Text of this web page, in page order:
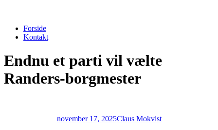
Forside
Kontakt
Endnu et parti vil vælte
Randers-borgmester
november 17, 2025Claus Mokvist